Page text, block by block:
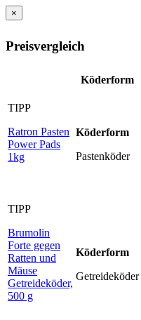
×
Preisvergleich
Köderform
TIPP
Ratron Pasten
Power Pads
1kg
Köderform
Pastenköder
TIPP
Brumolin
Forte gegen
Ratten und
Mäuse
Getreideköder,
500 g
Köderform
Getreideköder